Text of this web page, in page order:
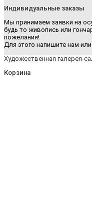
Индивидуальные заказы
Мы принимаем заявки на
будь то живопись или
пожелания!
Для этого напишите нам
Художественная галерея-
Корзина